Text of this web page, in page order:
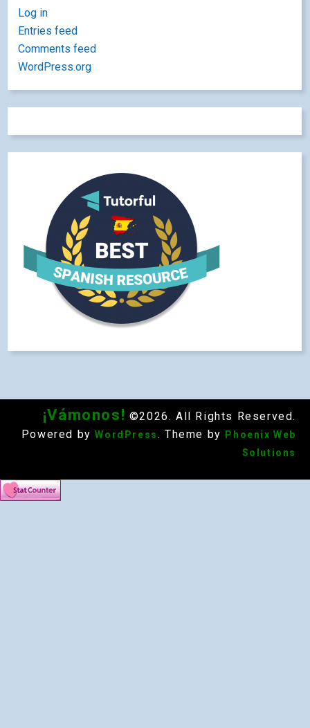
Log in
Entries feed
Comments feed
WordPress.org
¡Vámonos! ©2026. All Rights Reserved.
Powered by WordPress. Theme by
Phoenix Web
Solutions